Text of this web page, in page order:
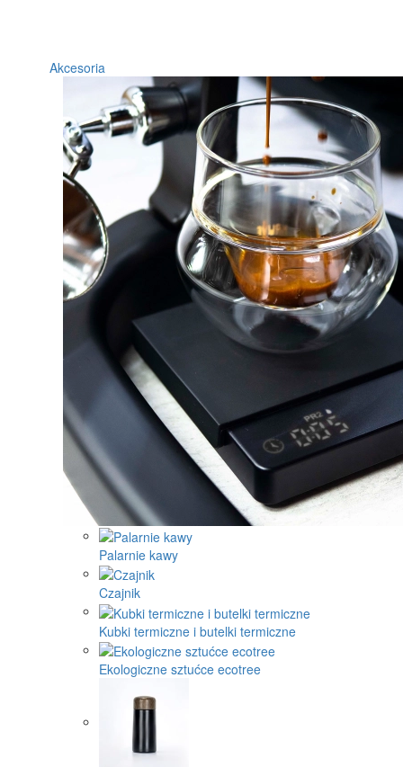
Akcesoria
Palarnie kawy
Czajnik
Kubki termiczne i butelki termiczne
Ekologiczne sztućce ecotree